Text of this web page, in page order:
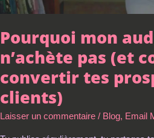
Pourquoi mon
n’achète pas (et
convertir tes
clients)
Laisser un commentaire / Blog, Email
clients)